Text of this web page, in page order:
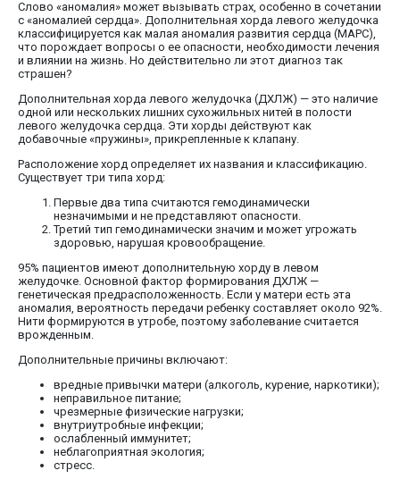
Слово «аномалия» может вызывать страх, особенно в сочетании
с «аномалией сердца». Дополнительная хорда левого желудочка
классифицируется как малая аномалия развития сердца (МАРС),
что порождает вопросы о ее опасности, необходимости лечения
и влиянии на жизнь. Но действительно ли этот диагноз так
страшен?
Дополнительная хорда левого желудочка (ДХЛЖ) — это наличие
одной или нескольких лишних сухожильных нитей в полости
левого желудочка сердца. Эти хорды действуют как
добавочные «пружины», прикрепленные к клапану.
Расположение хорд определяет их названия и классификацию.
Существует три типа хорд:
Первые два типа считаются гемодинамически
незначимыми и не представляют опасности.
Третий тип гемодинамически значим и может угрожать
здоровью, нарушая кровообращение.
95% пациентов имеют дополнительную хорду в левом
желудочке. Основной фактор формирования ДХЛЖ —
генетическая предрасположенность. Если у матери есть эта
аномалия, вероятность передачи ребенку составляет около 92%.
Нити формируются в утробе, поэтому заболевание считается
врожденным.
Дополнительные причины включают:
вредные привычки матери (алкоголь, курение, наркотики);
неправильное питание;
чрезмерные физические нагрузки;
внутриутробные инфекции;
ослабленный иммунитет;
неблагоприятная экология;
стресс.